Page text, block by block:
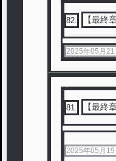
82 【最終
2025年05月21
81 【最終
2025年05月19